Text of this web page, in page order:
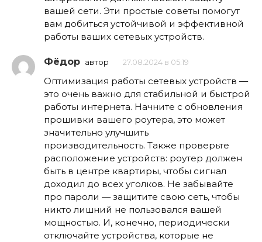
вашей сети. Эти простые советы помогут
вам добиться устойчивой и эффективной
работы ваших сетевых устройств.
Фёдор автор 27.08.2024 в 05:19
Оптимизация работы сетевых устройств —
это очень важно для стабильной и быстрой
работы интернета. Начните с обновления
прошивки вашего роутера, это может
значительно улучшить
производительность. Также проверьте
расположение устройств: роутер должен
быть в центре квартиры, чтобы сигнал
доходил до всех уголков. Не забывайте
про пароли — защитите свою сеть, чтобы
никто лишний не пользовался вашей
мощностью. И, конечно, периодически
отключайте устройства, которые не